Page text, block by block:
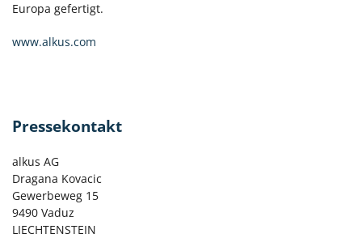
Europa gefertigt.
www.alkus.com
Pressekontakt
alkus AG
Dragana Kovacic
Gewerbeweg 15
9490 Vaduz
LIECHTENSTEIN